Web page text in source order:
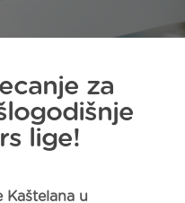
za
lige!
Kaštelana u